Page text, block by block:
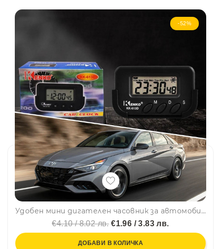
-52%
Удобен мини дигателен часовник за автомобил Kenko KK-613D с LCD дисплей
€4.10 / 8.02 лв.€1.96 / 3.83 лв.
ДОБАВИ В КОЛИЧКА